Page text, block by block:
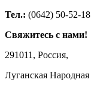
Тел.: (0642) 50-52-18
Свяжитесь с нами!
291011, Россия,
Луганская